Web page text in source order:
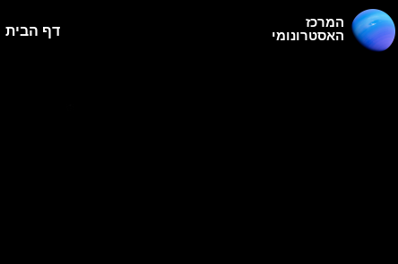
המרכז
האסטרונומי
דף הבית